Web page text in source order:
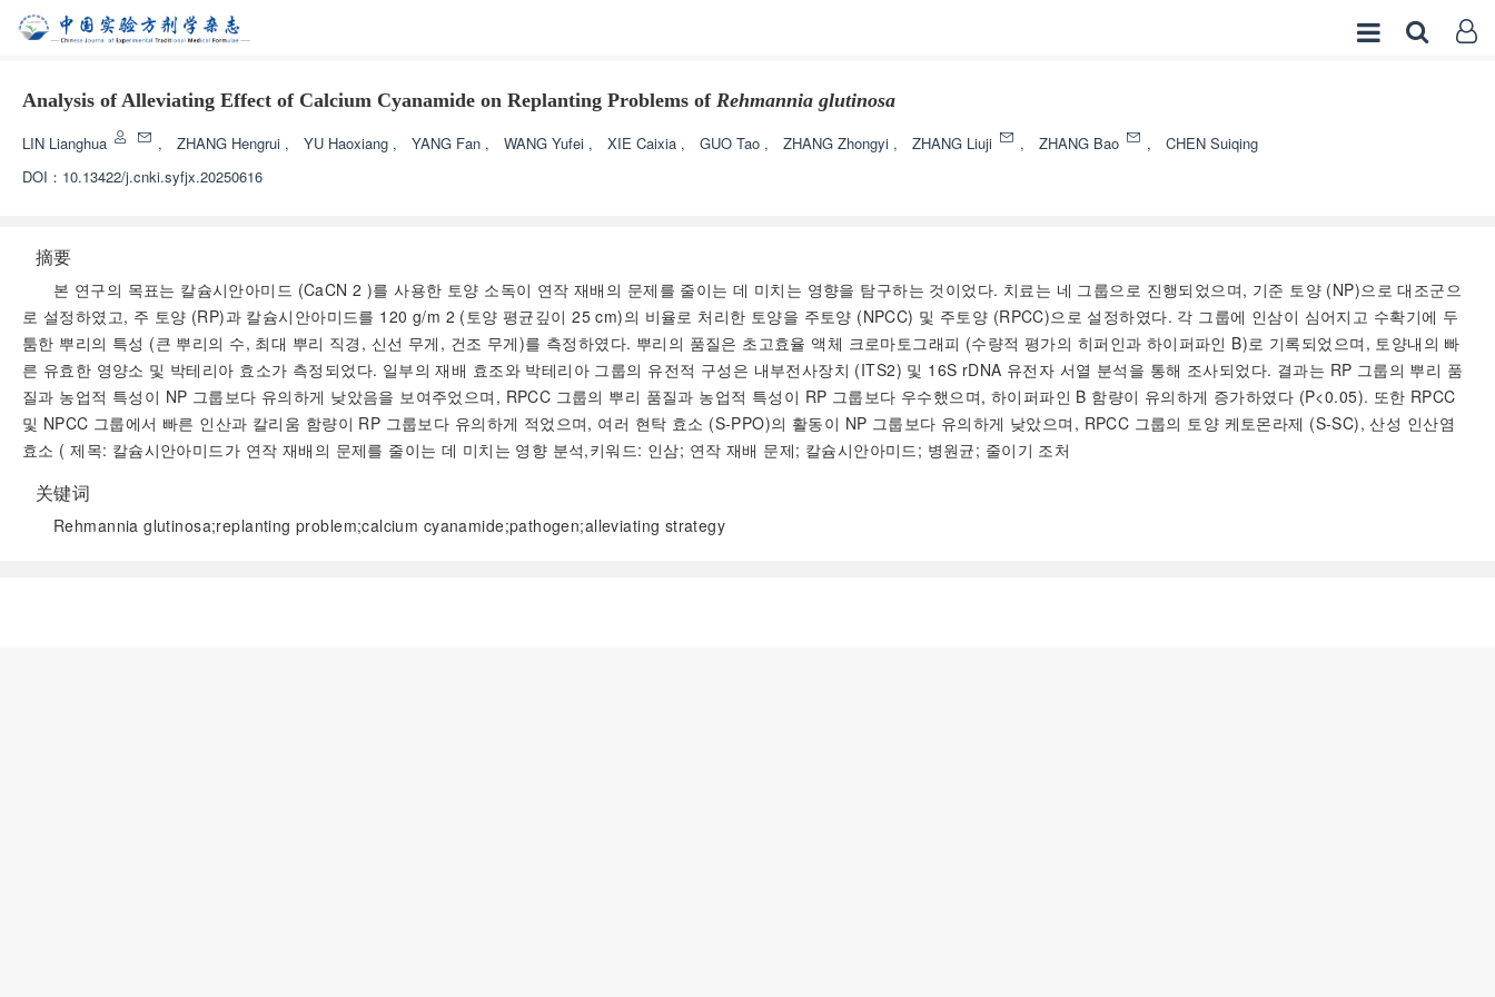
Analysis of Alleviating Effect of Calcium Cyanamide on Replanting Problems of Rehmannia glutinosa
LIN Lianghua , ZHANG Hengrui , YU Haoxiang , YANG Fan , WANG Yufei , XIE Caixia , GUO Tao , ZHANG Zhongyi , ZHANG Liuji , ZHANG Bao ,
CHEN Suiqing
DOI： 10.13422/j.cnki.syfjx.20250616
摘要
본 연구의 목표는 칼슘시안아미드 (CaCN 2 )를 사용한 토양 소독이 연작 재배의 문제를 줄이는 데 미치는 영향을 탐구하는 것이었다. 치료는 네 그룹으로 진행되었으며, 기준 토양 (NP)으로 대조군으
로 설정하였고, 주 토양 (RP)과 칼슘시안아미드를 120 g/m 2 (토양 평균깊이 25 cm)의 비율로 처리한 토양을 주토양 (NPCC) 및 주토양 (RPCC)으로 설정하였다. 각 그룹에 인삼이 심어지고 수확기에 두
툼한 뿌리의 특성 (큰 뿌리의 수, 최대 뿌리 직경, 신선 무게, 건조 무게)를 측정하였다. 뿌리의 품질은 초고효율 액체 크로마토그래피 (수량적 평가의 히퍼인과 하이퍼파인 B)로 기록되었으며, 토양내의 빠
른 유효한 영양소 및 박테리아 효소가 측정되었다. 일부의 재배 효조와 박테리아 그룹의 유전적 구성은 내부전사장치 (ITS2) 및 16S rDNA 유전자 서열 분석을 통해 조사되었다. 결과는 RP 그룹의 뿌리 품
질과 농업적 특성이 NP 그룹보다 유의하게 낮았음을 보여주었으며, RPCC 그룹의 뿌리 품질과 농업적 특성이 RP 그룹보다 우수했으며, 하이퍼파인 B 함량이 유의하게 증가하였다 (P<0.05). 또한 RPCC
및 NPCC 그룹에서 빠른 인산과 칼리움 함량이 RP 그룹보다 유의하게 적었으며, 여러 현탁 효소 (S-PPO)의 활동이 NP 그룹보다 유의하게 낮았으며, RPCC 그룹의 토양 케토몬라제 (S-SC), 산성 인산염
효소 ( 제목: 칼슘시안아미드가 연작 재배의 문제를 줄이는 데 미치는 영향 분석,키워드: 인삼; 연작 재배 문제; 칼슘시안아미드; 병원균; 줄이기 조처
关键词
Rehmannia glutinosa;replanting problem;calcium cyanamide;pathogen;alleviating strategy